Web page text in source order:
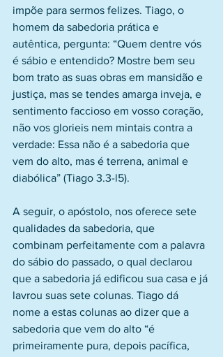
impõe para sermos felizes. Tiago, o
homem da sabedoria prática e
autêntica, pergunta: “Quem dentre vós
é sábio e entendido? Mostre bem seu
bom trato as suas obras em mansidão e
justiça, mas se tendes amarga inveja, e
sentimento faccioso em vosso coração,
não vos glorieis nem mintais contra a
verdade: Essa não é a sabedoria que
vem do alto, mas é terrena, animal e
diabólica” (Tiago 3.3-l5).
A seguir, o apóstolo, nos oferece sete
qualidades da sabedoria, que
combinam perfeitamente com a palavra
do sábio do passado, o qual declarou
que a sabedoria já edificou sua casa e já
lavrou suas sete colunas. Tiago dá
nome a estas colunas ao dizer que a
sabedoria que vem do alto “é
primeiramente pura, depois pacífica,